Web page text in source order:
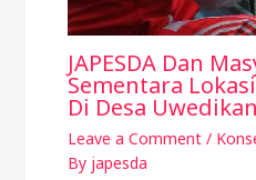
JAPESDA Dan
Sementara
Di Desa Uwedikan
Leave a Comment /
By japesda